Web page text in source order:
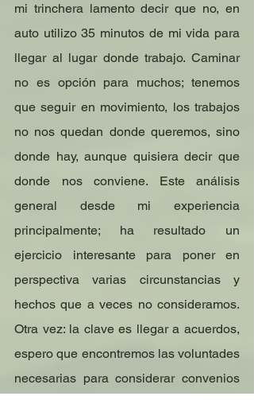
mi trinchera lamento decir que no, en
auto utilizo 35 minutos de mi vida para
llegar al lugar donde trabajo. Caminar
no es opción para muchos; tenemos
que seguir en movimiento, los trabajos
no nos quedan donde queremos, sino
donde hay, aunque quisiera decir que
donde nos conviene. Este análisis
general desde mi experiencia
principalmente; ha resultado un
ejercicio interesante para poner en
perspectiva varias circunstancias y
hechos que a veces no consideramos.
Otra vez: la clave es llegar a acuerdos,
espero que encontremos las voluntades
necesarias para considerar convenios